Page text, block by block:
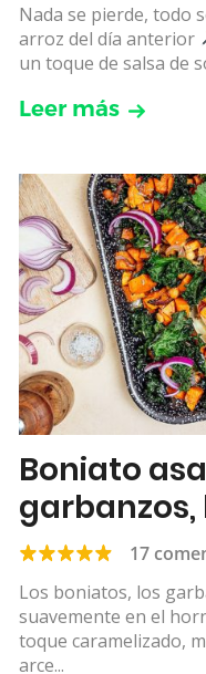
Nada se pierde, todo
arroz del día anterior
un toque de salsa de
Leer más
Boniato
garbanzos,
roja
17
Los boniatos, los
suavemente en el
toque caramelizado,
arce...